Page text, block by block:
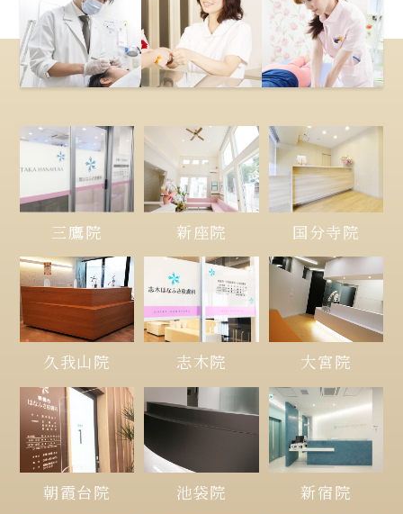
三鷹院 新座院 国分寺院
久我山院 志木院 大宮院
朝霞台院 池袋院 新宿院